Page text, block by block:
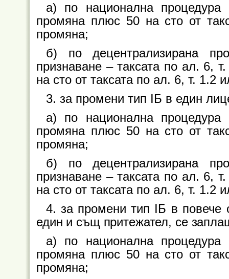
а) по национална
промяна плюс 50 на сто от
промяна;
б) по децентрализирана
признаване – таксата по ал. 6,
на сто от таксата по ал. 6, т.
3. за промени тип IБ в един
а) по национална
промяна плюс 50 на сто от
промяна;
б) по децентрализирана
признаване – таксата по ал. 6,
на сто от таксата по ал. 6, т.
4. за промени тип IБ в повече
един и същ притежател, се
а) по национална
промяна плюс 50 на сто от
промяна;